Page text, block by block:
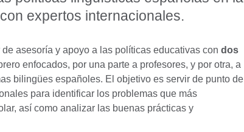
expertos internacionales.
asesoría y apoyo a las políticas educativas con dos
enfocados, por una parte a profesores, y por otra, a
bilingües españoles. El objetivo es servir de punto de
para identificar los problemas que más
así como analizar las buenas prácticas y